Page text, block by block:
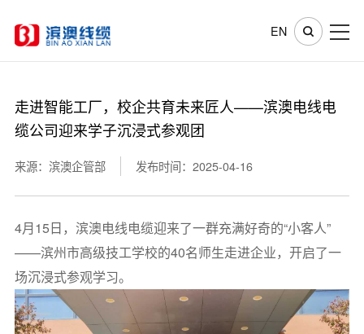
走进智能工厂，校企共育未来匠人——滨澳电线电
缆公司迎来学子沉浸式参观团
来源：滨澳企管部 发布时间：2025-04-16
4月15日，滨澳电线电缆迎来了一群充满好奇的“小客人”
——滨州市高级技工学校的40名师生走进企业，开启了一
场沉浸式参观学习。
EN